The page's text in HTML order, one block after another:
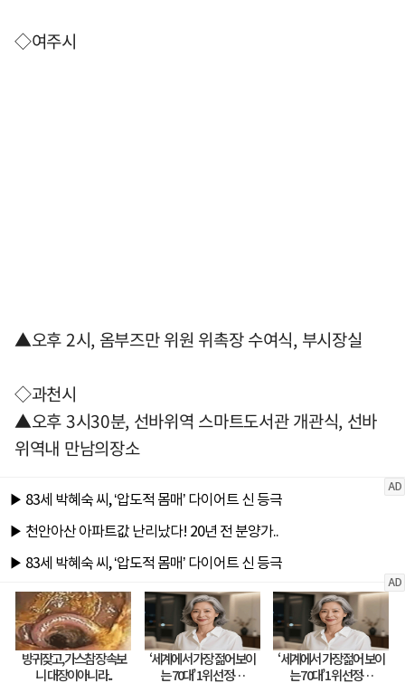
◇여주시
▲오후 2시, 옴부즈만 위원 위촉장 수여식, 부시장실
◇과천시
▲오후 3시30분, 선바위역 스마트도서관 개관식, 선바
위역내 만남의장소